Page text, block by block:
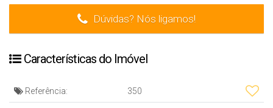
Dúvidas? Nós ligamos!
Características do Imóvel
Referência: 350